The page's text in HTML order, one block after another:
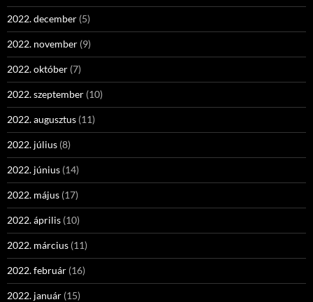
2022. december (5)
2022. november (9)
2022. október (7)
2022. szeptember (10)
2022. augusztus (11)
2022. július (8)
2022. június (14)
2022. május (17)
2022. április (10)
2022. március (11)
2022. február (16)
2022. január (15)